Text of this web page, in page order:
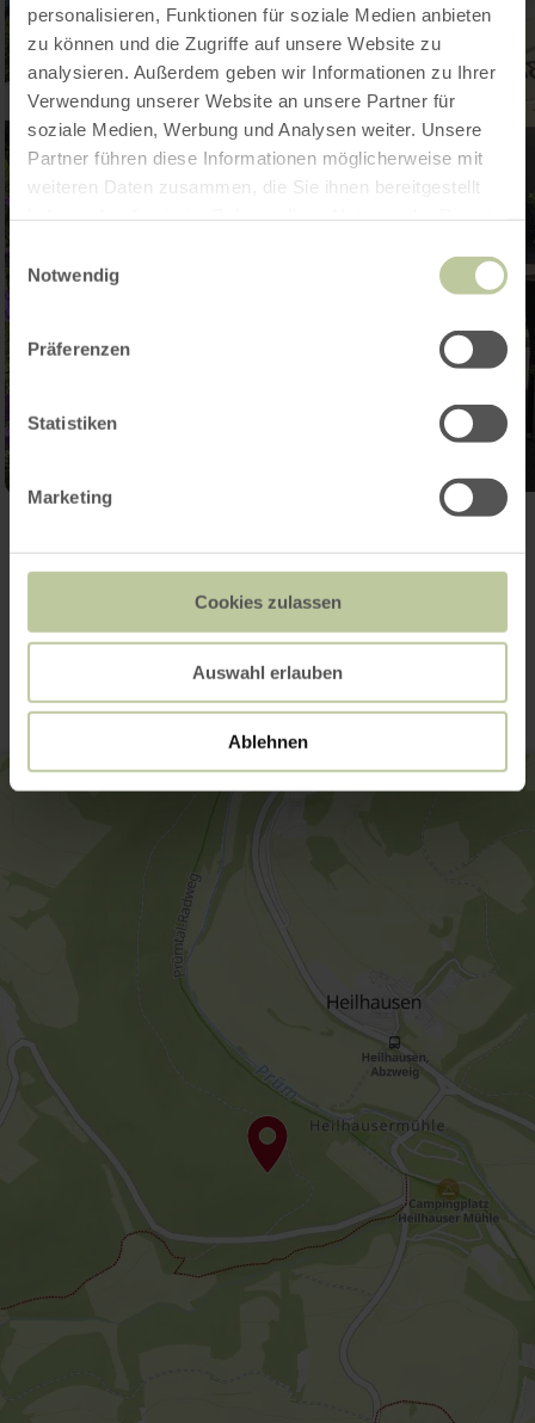
personalisieren, Funktionen für soziale Medien anbieten
zu können und die Zugriffe auf unsere Website zu
analysieren. Außerdem geben wir Informationen zu Ihrer
Verwendung unserer Website an unsere Partner für
soziale Medien, Werbung und Analysen weiter. Unsere
Partner führen diese Informationen möglicherweise mit
weiteren Daten zusammen, die Sie ihnen bereitgestellt
Einwilligungsauswahl
Notwendig
Präferenzen
Statistiken
Marketing
Cookies zulassen
Auswahl erlauben
Ablehnen
Contact